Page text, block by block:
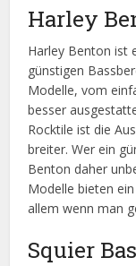
Harley
Harley Benton ist
günstigen
Modelle, vom
besser
Rocktile ist die
breiter. Wer ein
Benton daher
Modelle bieten
allem wenn man
Squier